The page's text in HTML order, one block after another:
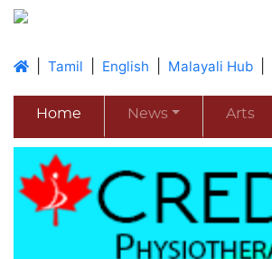
|Tamil English Malayali Hub
Home News Arts